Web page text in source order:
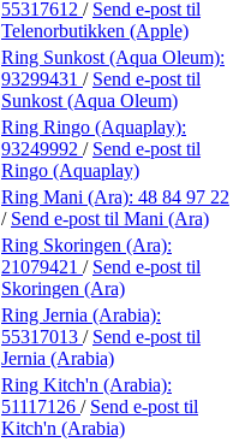
55317612 / Send e-post til
Telenorbutikken (Apple)
Ring Sunkost (Aqua Oleum):
93299431 / Send e-post til
Sunkost (Aqua Oleum)
Ring Ringo (Aquaplay):
93249992 / Send e-post til
Ringo (Aquaplay)
Ring Mani (Ara): 48 84 97 22
/ Send e-post til Mani (Ara)
Ring Skoringen (Ara):
21079421 / Send e-post til
Skoringen (Ara)
Ring Jernia (Arabia):
55317013 / Send e-post til
Jernia (Arabia)
Ring Kitch'n (Arabia):
51117126 / Send e-post til
Kitch'n (Arabia)